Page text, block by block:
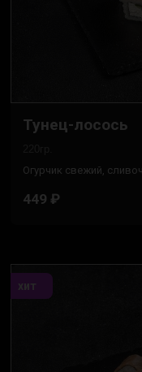
Тунец-лосось
Огурчик свежий,
449 ₽
хит